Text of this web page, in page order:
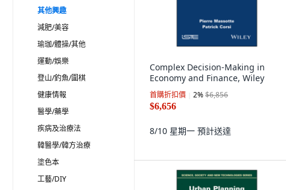
其他興趣
減肥/美容
瑜珈/體操/其他
運動/娛樂
登山/釣魚/圍棋
健康情報
醫學/藥學
疾病及治療法
韓醫學/韓方治療
塗色本
工藝/DIY
Complex Decision-Making in
Economy and Finance, Wiley
首購折扣價 2%$6,856
$6,656
8/10 星期一 預計送達